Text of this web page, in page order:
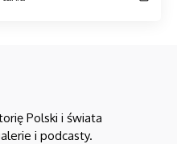
Polski i świata
i podcasty.